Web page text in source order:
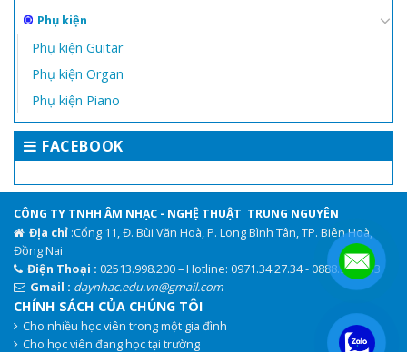
Phụ kiện
Phụ kiện Guitar
Phụ kiện Organ
Phụ kiện Piano
FACEBOOK
CÔNG TY TNHH ÂM NHẠC - NGHỆ THUẬT TRUNG NGUYÊN
Địa chỉ :Cổng 11, Đ. Bùi Văn Hoà, P. Long Bình Tân, TP. Biên Hoà,
Đồng Nai
Điện Thoại : 02513.998.200 – Hotline: 0971.34.27.34 - 0888.944.333
Gmail : daynhac.edu.vn@gmail.com
CHÍNH SÁCH CỦA CHÚNG TÔI
Cho nhiều học viên trong một gia đình
Cho học viên đang học tại trường
.